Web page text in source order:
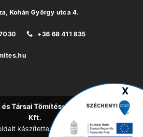
Kohán György utca 4.
+36 68 411 835
Társai Tömítésgyártó és Forgalmazó
Kft.
készítette: KeeriWeb